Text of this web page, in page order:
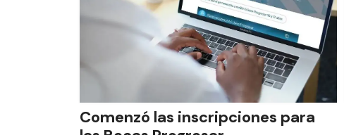
Comenzó las inscripciones para